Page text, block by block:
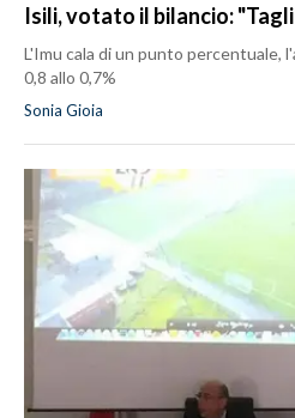
Isili, votato il bilancio:
L'Imu cala di un punto percentuale,
0,8 allo 0,7%
Sonia Gioia